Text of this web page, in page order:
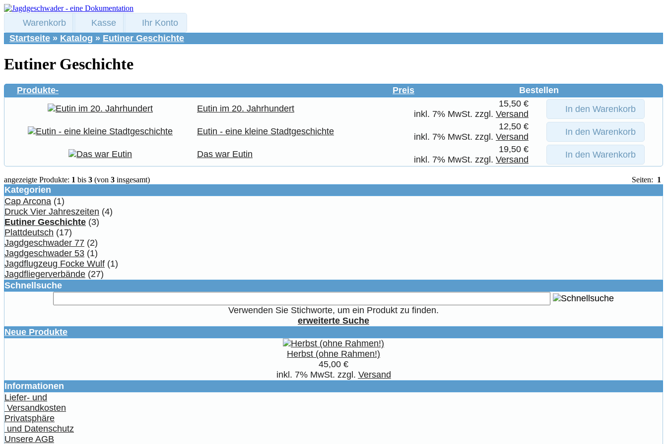
Warenkorb Kasse
Ihr Konto
Startseite » Katalog » Eutiner Geschichte
Eutiner Geschichte
Produkte- Preis
Bestellen
Eutin im 20. Jahrhundert
15,50 €
inkl. 7% MwSt. zzgl. Versand In den Warenkorb
Eutin - eine kleine Stadtgeschichte
12,50 €
inkl. 7% MwSt. zzgl. Versand In den Warenkorb
Das war Eutin
19,50 €
inkl. 7% MwSt. zzgl. Versand In den Warenkorb
Seiten: 1
angezeigte Produkte: 1 bis 3 (von 3 insgesamt)
Kategorien
Cap Arcona (1)
Druck Vier Jahreszeiten (4)
Eutiner Geschichte (3)
Plattdeutsch (17)
Jagdgeschwader 77 (2)
Jagdgeschwader 53 (1)
Jagdflugzeug Focke Wulf (1)
Jagdfliegerverbände (27)
Schnellsuche
Verwenden Sie Stichworte, um ein Produkt zu finden.
erweiterte Suche
Neue Produkte
Herbst (ohne Rahmen!)
45,00 €
inkl. 7% MwSt. zzgl. Versand
Informationen
Liefer- und
Versandkosten
Privatsphäre
und Datenschutz
Unsere AGB